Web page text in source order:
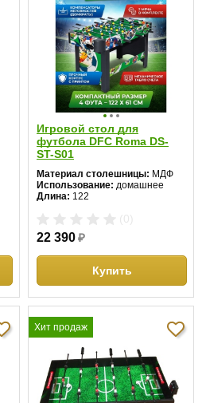
Игровой стол для
футбола DFC Roma DS-
ST-S01
Материал столешницы: МДФ
Использование: домашнее
Длина: 122
22 390₽
Купить
Хит продаж